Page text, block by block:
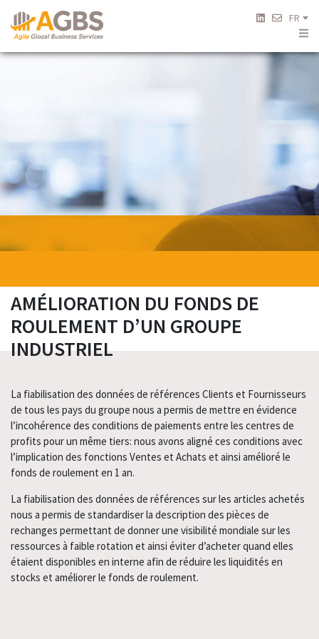
FR
AMÉLIORATION DU FONDS DE
ROULEMENT D’UN GROUPE
INDUSTRIEL
La fiabilisation des données de références Clients et Fournisseurs
de tous les pays du groupe nous a permis de mettre en évidence
l’incohérence des conditions de paiements entre les centres de
profits pour un même tiers: nous avons aligné ces conditions avec
l’implication des fonctions Ventes et Achats et ainsi amélioré le
fonds de roulement en 1 an.
La fiabilisation des données de références sur les articles achetés
nous a permis de standardiser la description des pièces de
rechanges permettant de donner une visibilité mondiale sur les
ressources à faible rotation et ainsi éviter d’acheter quand elles
étaient disponibles en interne afin de réduire les liquidités en
stocks et améliorer le fonds de roulement.